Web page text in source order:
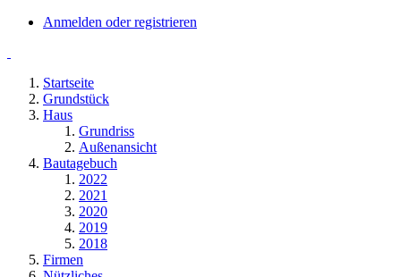
Anmelden oder registrieren
Startseite
Grundstück
Haus
Grundriss
Außenansicht
Bautagebuch
2022
2021
2020
2019
2018
Firmen